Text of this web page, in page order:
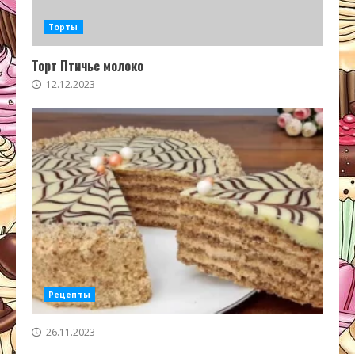
Торты
Торт Птичье молоко
12.12.2023
Рецепты
26.11.2023